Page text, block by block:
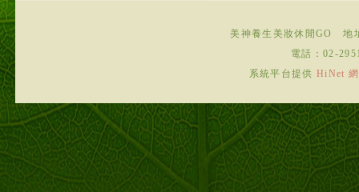
美神養生美妝休閒GO
地
電話： 02-
系統平台提供HiNet